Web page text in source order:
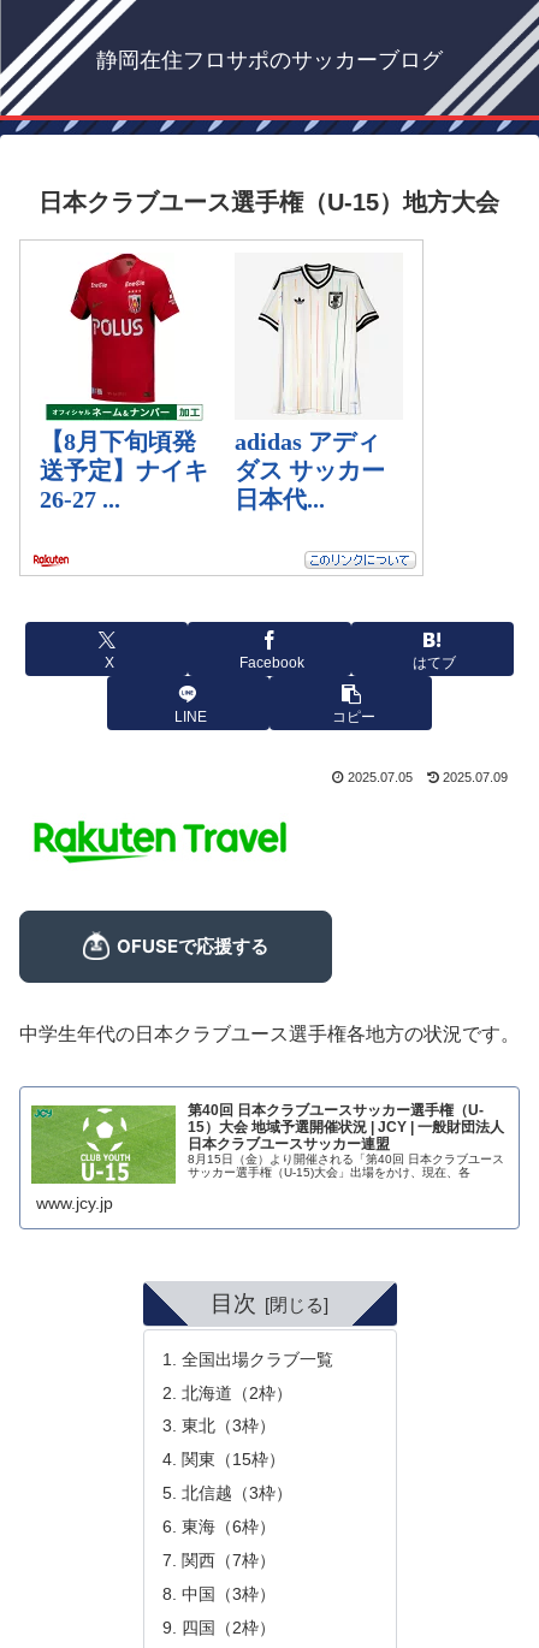
静岡在住フロサポのサッカーブログ
日本クラブユース選手権（U-15）地方大会
X Facebook はてブ
LINE コピー
2025.07.05 2025.07.09
中学生年代の日本クラブユース選手権各地方の状況です。
第40回 日本クラブユースサッカー選手権（U-
15）大会 地域予選開催状況 | JCY | 一般財団法人
日本クラブユースサッカー連盟
8月15日（金）より開催される「第40回 日本クラブユース
サッカー選手権（U-15)大会」出場をかけ、現在、各
www.jcy.jp
目次
全国出場クラブ一覧
北海道（2枠）
東北（3枠）
関東（15枠）
北信越（3枠）
東海（6枠）
関西（7枠）
中国（3枠）
四国（2枠）